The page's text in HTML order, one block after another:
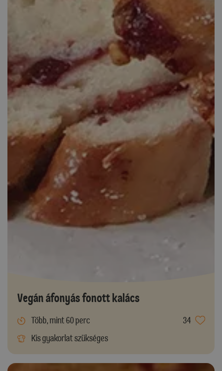
Vegán áfonyás fonott kalács
Több, mint 60 perc
34
Kis gyakorlat szükséges